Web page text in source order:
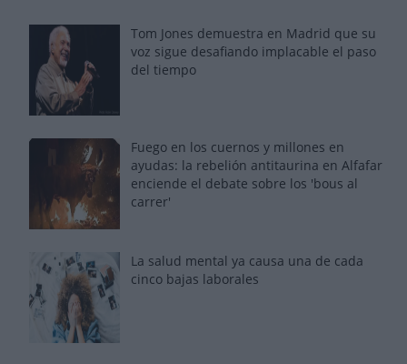
Tom Jones demuestra en Madrid que su
voz sigue desafiando implacable el paso
del tiempo
Fuego en los cuernos y millones en
ayudas: la rebelión antitaurina en Alfafar
enciende el debate sobre los 'bous al
carrer'
La salud mental ya causa una de cada
cinco bajas laborales